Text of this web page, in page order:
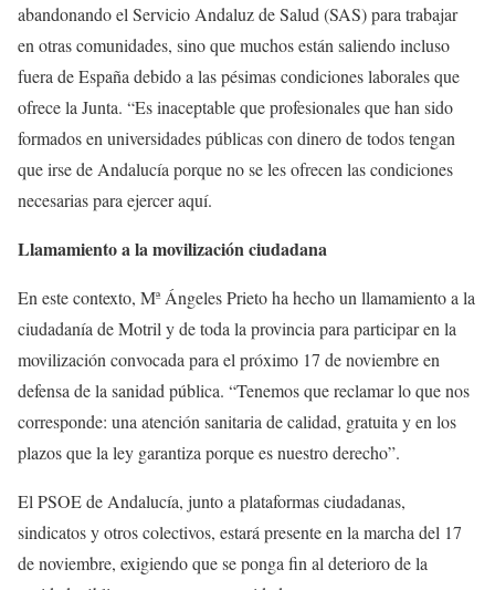
abandonando el Servicio Andaluz de Salud (SAS) para trabajar
en otras comunidades, sino que muchos están saliendo incluso
fuera de España debido a las pésimas condiciones laborales que
ofrece la Junta. “Es inaceptable que profesionales que han sido
formados en universidades públicas con dinero de todos tengan
que irse de Andalucía porque no se les ofrecen las condiciones
necesarias para ejercer aquí.
Llamamiento a la movilización ciudadana
En este contexto, Mª Ángeles Prieto ha hecho un llamamiento a la
ciudadanía de Motril y de toda la provincia para participar en la
movilización convocada para el próximo 17 de noviembre en
defensa de la sanidad pública. “Tenemos que reclamar lo que nos
corresponde: una atención sanitaria de calidad, gratuita y en los
plazos que la ley garantiza porque es nuestro derecho”.
El PSOE de Andalucía, junto a plataformas ciudadanas,
sindicatos y otros colectivos, estará presente en la marcha del 17
de noviembre, exigiendo que se ponga fin al deterioro de la